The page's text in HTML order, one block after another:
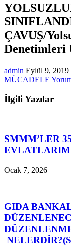
ÇAVUŞ/
Denetimleri
admin Eylül 9, 2019
MÜCADELE
İlgili Yazılar
SMMM’LER
Ocak 7, 2026
GIDA